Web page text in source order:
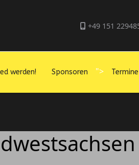
+49 151
werden! Sponsoren "> Termine